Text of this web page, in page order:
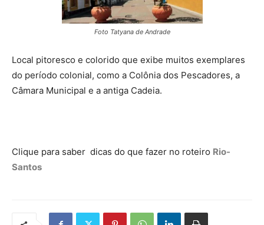
Foto Tatyana de Andrade
Local pitoresco e colorido que exibe muitos exemplares
do período colonial, como a Colônia dos Pescadores, a
Câmara Municipal e a antiga Cadeia.
Clique para saber dicas do que fazer no roteiro Rio-
Santos